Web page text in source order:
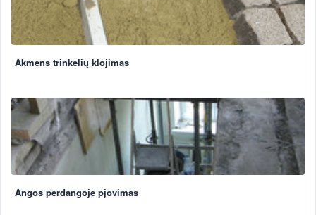
Akmens trinkelių klojimas
Angos perdangoje pjovimas